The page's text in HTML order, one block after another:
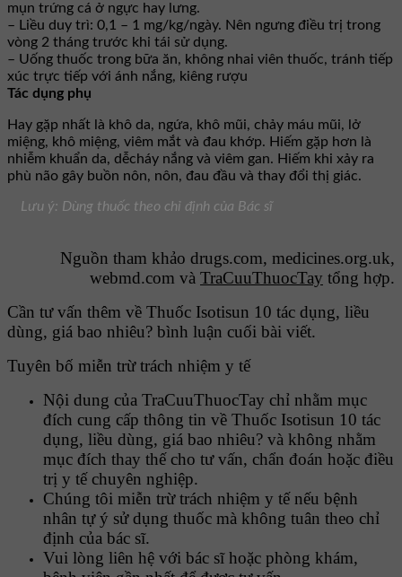
mụn trứng cá ở ngực hay lưng.
– Liều duy trì: 0,1 – 1 mg/kg/ngày. Nên ngưng điều trị trong
vòng 2 tháng trước khi tái sử dụng.
– Uống thuốc trong bữa ăn, không nhai viên thuốc, tránh tiếp
xúc trực tiếp với ánh nắng, kiêng rượu
Tác dụng phụ
Hay gặp nhất là khô da, ngứa, khô mũi, chảy máu mũi, lở
miệng, khô miệng, viêm mắt và đau khớp. Hiếm gặp hơn là
nhiễm khuẩn da, dễcháy nắng và viêm gan. Hiếm khi xảy ra
phù não gây buồn nôn, nôn, đau đầu và thay đổi thị giác.
Lưu ý: Dùng thuốc theo chỉ định của Bác sĩ
Nguồn tham khảo drugs.com, medicines.org.uk,
webmd.com và TraCuuThuocTay tổng hợp.
Cần tư vấn thêm về Thuốc Isotisun 10 tác dụng, liều
dùng, giá bao nhiêu? bình luận cuối bài viết.
Tuyên bố miễn trừ trách nhiệm y tế
Nội dung của TraCuuThuocTay chỉ nhằm mục
đích cung cấp thông tin về Thuốc Isotisun 10 tác
dụng, liều dùng, giá bao nhiêu? và không nhằm
mục đích thay thế cho tư vấn, chẩn đoán hoặc điều
trị y tế chuyên nghiệp.
Chúng tôi miễn trừ trách nhiệm y tế nếu bệnh
nhân tự ý sử dụng thuốc mà không tuân theo chỉ
định của bác sĩ.
Vui lòng liên hệ với bác sĩ hoặc phòng khám,